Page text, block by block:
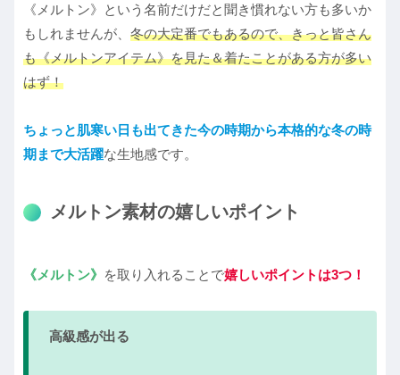
《メルトン》という名前だけだと聞き慣れない方も多いか
もしれませんが、 冬の大定番でもあるので、きっと皆さん
も《メルトンアイテム》を見た＆着たことがある方が多い
はず！
ちょっと肌寒い日も出てきた今の時期から本格的な冬の時
期まで大活躍な生地感です。
メルトン素材の嬉しいポイント
《メルトン》 を取り入れることで嬉しいポイントは3つ！
高級感が出る